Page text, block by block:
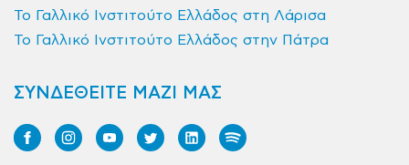
Το Γαλλικό Ινστιτούτο Ελλάδος στη Λάρισα
Το Γαλλικό Ινστιτούτο Ελλάδος στην Πάτρα
ΣΥΝΔΕΘΕΙΤΕ ΜΑΖΙ ΜΑΣ